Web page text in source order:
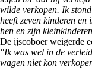
wilde verkopen. Ik
heeft zeven kinderen
hen en zijn
De ijscoboer weigerde
"Ik was wel in de
wagen niet kon